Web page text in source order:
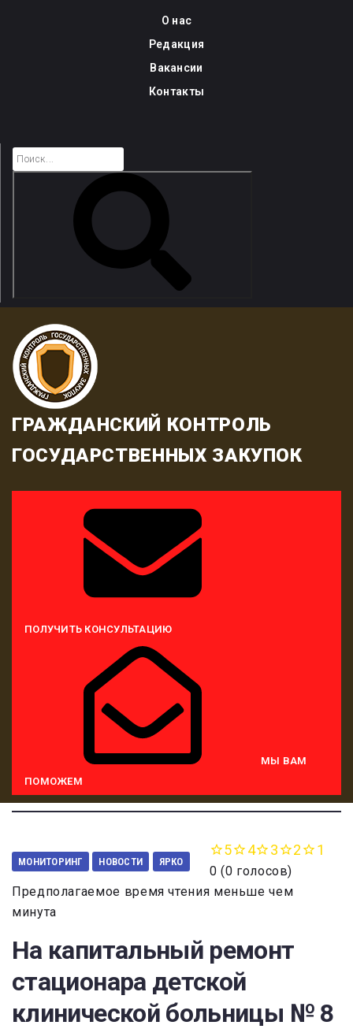
О нас
Редакция
Вакансии
Контакты
ГРАЖДАНСКИЙ КОНТРОЛЬ
ГОСУДАРСТВЕННЫХ ЗАКУПОК
ПОЛУЧИТЬ КОНСУЛЬТАЦИЮ
МЫ ВАМ
ПОМОЖЕМ
МОНИТОРИНГ НОВОСТИ ЯРКО
5 4 3 2 1
0 (0 голосов)
Предполагаемое время чтения меньше чем
минута
На капитальный ремонт
стационара детской
клинической больницы № 8